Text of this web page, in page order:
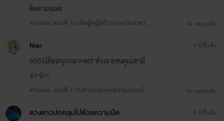
เสือติดตามนะคะ
จากตอน: ตอนที่ 10 เสือผู้หญิงกับนางพรานล่าสวาท​
ตอบกลับ
Nao
5555โอ้ยสนุกกมากคะ!! หัวเราะจนคุณสามี
ว่า"บ้า"
จากตอน: ตอนที่ 2 กับดักนางมารร้ายสายแอบแบ๊วN
9 ปีที่แล้ว
ตอบกลับ
ดวงดาวปกคลุมไปด้วยความมืด 9 ปีที่แล้ว